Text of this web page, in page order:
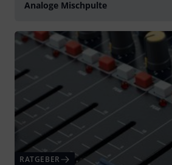
Analoge Mischpulte
RATGEBER